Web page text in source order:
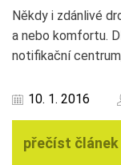
Někdy i zdánlivé
a nebo komfortu.
notifikační
10. 1. 2016
přečíst článek